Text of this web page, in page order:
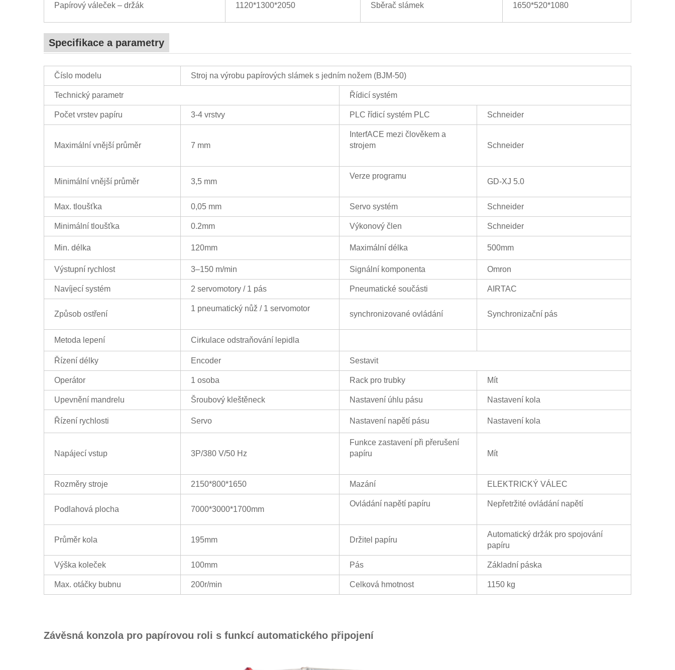
Papírový váleček – držák 1120*1300*2050 Sběrač slámek 1650*520*1080
Specifikace a parametry
Číslo modelu Stroj na výrobu papírových slámek s jedním nožem (BJM-50)
Technický parametr Řídicí systém
Počet vrstev papíru 3-4 vrstvy PLC řídicí systém PLC Schneider
Maximální vnější průměr 7 mm
InterfACE mezi člověkem a
strojem
Schneider
Minimální vnější průměr 3,5 mm
Verze programu
GD-XJ 5.0
Max. tloušťka 0,05 mm Servo systém Schneider
Minimální tloušťka 0.2mm Výkonový člen Schneider
Min. délka 120mm Maximální délka 500mm
Výstupní rychlost 3–150 m/min Signální komponenta Omron
Navíjecí systém 2 servomotory / 1 pás Pneumatické součásti AIRTAC
Způsob ostření
1 pneumatický nůž / 1 servomotor
synchronizované ovládání Synchronizační pás
Metoda lepení Cirkulace odstraňování lepidla
Řízení délky Encoder Sestavit
Operátor 1 osoba Rack pro trubky Mít
Upevnění mandrelu Šroubový kleštěneck Nastavení úhlu pásu Nastavení kola
Řízení rychlosti Servo Nastavení napětí pásu Nastavení kola
Napájecí vstup 3P/380 V/50 Hz
Funkce zastavení při přerušení
papíru
Mít
Rozměry stroje 2150*800*1650 Mazání ELEKTRICKÝ VÁLEC
Podlahová plocha 7000*3000*1700mm
Ovládání napětí papíru Nepřetržité ovládání napětí
Průměr kola 195mm Držitel papíru
Automatický držák pro spojování
papíru
Výška koleček 100mm Pás Základní páska
Max. otáčky bubnu 200r/min Celková hmotnost 1150 kg
Závěsná konzola pro papírovou roli s funkcí automatického připojení